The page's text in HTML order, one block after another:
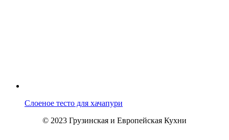
Слоеное тесто для хачапури
© 2023 Грузинская и Европейская Кухни